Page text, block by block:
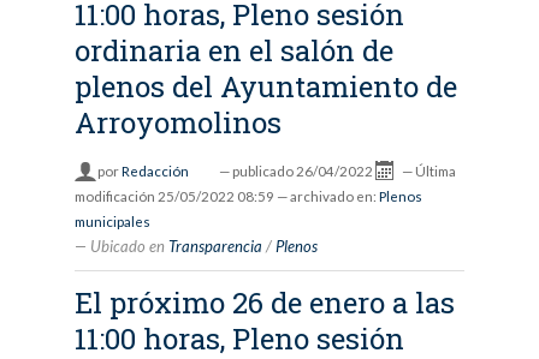
11:00 horas, Pleno sesión
ordinaria en el salón de
plenos del Ayuntamiento de
Arroyomolinos
porRedacción — publicado 26/04/2022 — Última
modificación 25/05/2022 08:59 — archivado en: Plenos
municipales
Ubicado en Transparencia /Plenos
El próximo 26 de enero a las
11:00 horas, Pleno sesión